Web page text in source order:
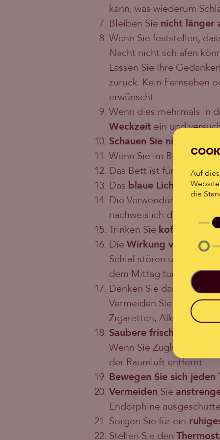
kann, was wiederum
Bleiben Sie nicht länger
Wenn Sie feststellen,
Nacht nicht schlafen
Lassen Sie Ihre
zurück. Kein Fernsehen
erwünscht.
Wenn dies mehrmals in
Weckzeitein und
Schauen Sie nicht fern
Wenn Sie im Bett
Das Bett ist für zwei
Das blaue Licht
des
Die Verwendung einer
nachweislich die Dauer
Trinken Sie
Die Wirkung von
Schlaf stören und zu
dem Mittag tun.
Denken Sie daran, dass
Vermeiden Sie
Zigaretten, Alkohol und
Saubere frische Luft
.
Wenn Sie Zugluft
der Raumluft entfernt.
Bewegen Sie sich
Vermeiden Sie
Endorphine
Sorgen Sie für ein
Stellen Sie den
Auf
die